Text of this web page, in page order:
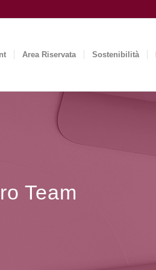
Area Riservata Sostenibilità
Team